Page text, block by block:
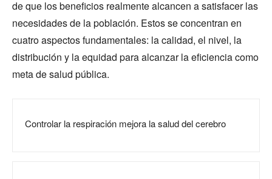
de que los beneficios realmente alcancen a satisfacer las
necesidades de la población. Estos se concentran en
cuatro aspectos fundamentales: la calidad, el nivel, la
distribución y la equidad para alcanzar la eficiencia como
meta de salud pública.
Controlar la respiración mejora la salud del cerebro